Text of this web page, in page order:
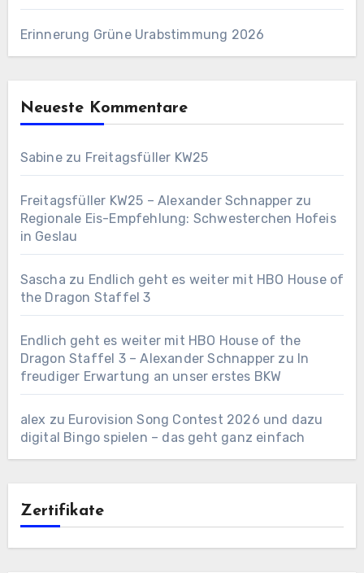
Erinnerung Grüne Urabstimmung 2026
Neueste Kommentare
Sabinezu Freitagsfüller KW25
Freitagsfüller KW25 – Alexander Schnapperzu
Regionale Eis-Empfehlung: Schwesterchen Hofeis
in Geslau
Sascha zu Endlich geht es weiter mit HBO House of
the Dragon Staffel 3
Endlich geht es weiter mit HBO House of the
Dragon Staffel 3 – Alexander Schnapper zu In
freudiger Erwartung an unser erstes BKW
alex zu Eurovision Song Contest 2026 und dazu
digital Bingo spielen – das geht ganz einfach
Zertifikate